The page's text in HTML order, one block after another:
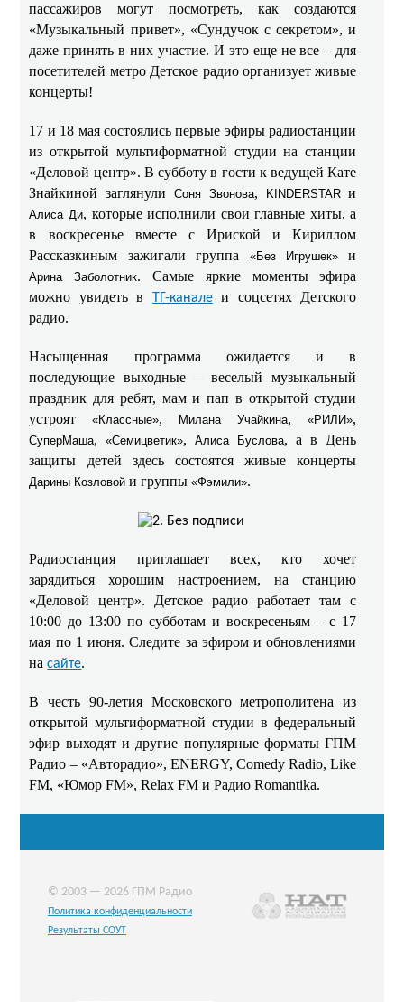
пассажиров могут посмотреть, как создаются
«Музыкальный привет», «Сундучок с секретом», и
даже принять в них участие. И это еще не все – для
посетителей метро Детское радио организует живые
концерты!
17 и 18 мая состоялись первые эфиры радиостанции
из открытой мультиформатной студии на станции
«Деловой центр». В субботу в гости к ведущей Кате
Знайкиной заглянули Соня Звонова, KINDERSTARи
Алиса Ди, которые исполнили свои главные хиты, а
в воскресенье вместе с Ириской и Кириллом
Рассказкиным зажигали группа «Без Игрушек»и
Арина Заболотник. Самые яркие моменты эфира
можно увидеть в
ТГ-каналеи соцсетях Детского
радио.
Насыщенная программа ожидается и в
последующие выходные – веселый музыкальный
праздник для ребят, мам и пап в открытой студии
устроят«Классные», Милана Учайкина,«РИЛИ»,
СуперМаша,«Семицветик»,Алиса Буслова, а в День
защиты детей здесь состоятся живые концерты
Дарины Козловой и группы«Фэмили».
Радиостанция приглашает всех, кто хочет
зарядиться хорошим настроением, на станцию
«Деловой центр». Детское радио работает там с
10:00 до 13:00 по субботам и воскресеньям – с 17
мая по 1 июня. Следите за эфиром и обновлениями
насайте.
В честь 90-летия Московского метрополитена из
открытой мультиформатной студии в федеральный
эфир выходят и другие популярные форматы ГПМ
Радио – «Авторадио», ENERGY, Comedy Radio, Like
FM, «Юмор FM», Relax FM и Радио Romantika.
© 2003 — 2026 ГПМ Радио
Политика конфиденциальности
Результаты СОУТ